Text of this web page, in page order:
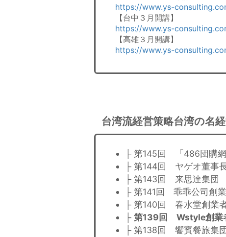
https://www.ys-
【台中３月開講】
https://www.ys-
【高雄３月開講】
https://www.ys-
台湾流経営策略台湾の名
├ 第145回 「486団購
├ 第144回 ヤゲオ董事
├ 第143回 来思達集
├ 第141回 乖乖公司創
├ 第140回 春水堂創業
├ 第139回 Wstyle創業
├ 第138回 饗賓餐旅集